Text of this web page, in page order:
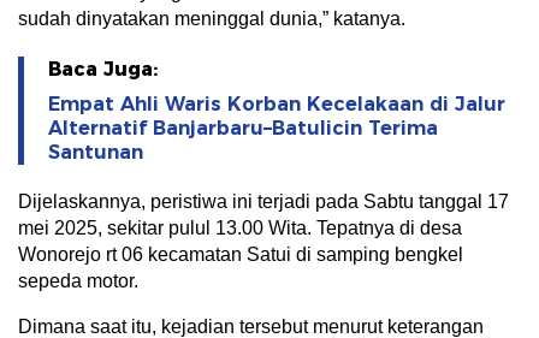
sudah dinyatakan meninggal dunia,” katanya.
Baca Juga:
Empat Ahli Waris Korban Kecelakaan di Jalur
Alternatif Banjarbaru–Batulicin Terima
Santunan
Dijelaskannya, peristiwa ini terjadi pada Sabtu tanggal 17
mei 2025, sekitar pulul 13.00 Wita. Tepatnya di desa
Wonorejo rt 06 kecamatan Satui di samping bengkel
sepeda motor.
Dimana saat itu, kejadian tersebut menurut keterangan